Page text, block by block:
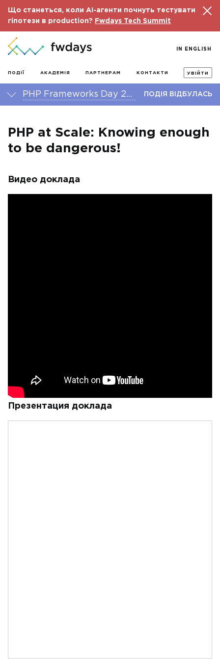
Що станеться, коли AI-агенти почнуть тестувати
гіпотези в production?
Fwdays Tech Summit
ПОДІЇ АКАДЕМІЯ ПАРТНЕРАМ КОНТАКТИ УВІЙТИ
IN ENGLISH
PHP Frameworks Day 2016 ПОДІЯ ВІДБУЛАСЬ
PHP at Scale: Knowing enough
to be dangerous!
Видео доклада
Презентация доклада